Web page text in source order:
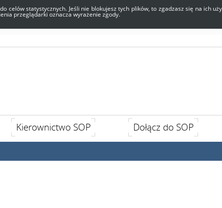
celów statystycznych. Jeśli nie blokujesz tych plików, to zgadzasz się na ich
przeglądarki oznacza wyrażenie zgody.
Kierownictwo SOP Dołącz do SOP